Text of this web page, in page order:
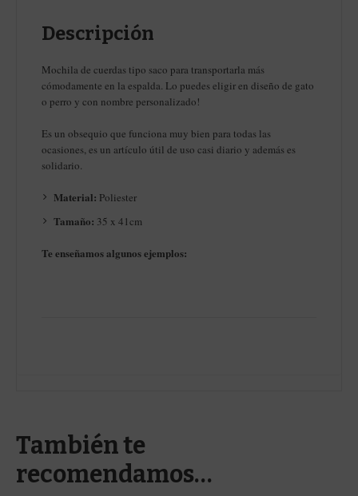
Descripción
Mochila de cuerdas tipo saco para transportarla más
cómodamente en la espalda. Lo puedes eligir en diseño de gato
o perro y con nombre personalizado!
Es un obsequio que funciona muy bien para todas las
ocasiones, es un artículo útil de uso casi diario y además es
solidario.
Material: Poliester
Tamaño: 35 x 41cm
Te enseñamos algunos ejemplos:
También te
recomendamos…